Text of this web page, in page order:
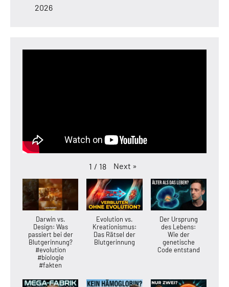
2026
1 / 18 Next »
Darwin vs.
Design: Was
passiert bei der
Blutgerinnung?
#evolution
#biologie
#fakten
Evolution vs.
Kreationismus:
Das Rätsel der
Blutgerinnung
Der Ursprung
des Lebens:
Wie der
genetische
Code entstand